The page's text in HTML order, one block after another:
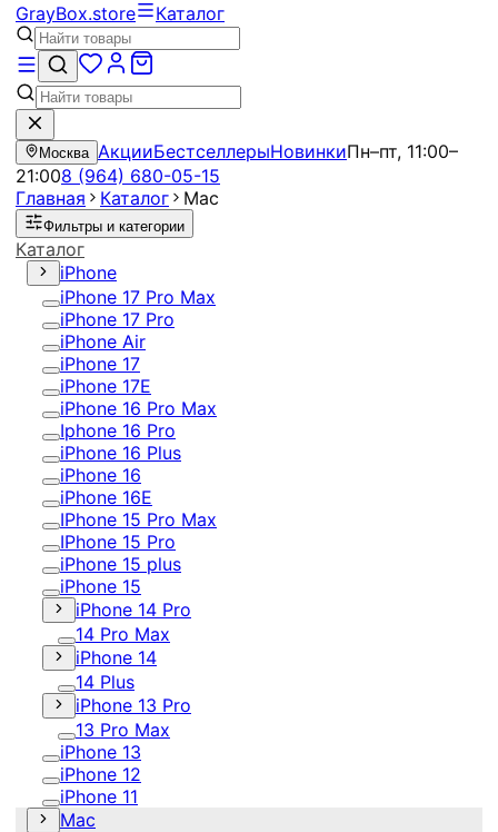
GrayBox.store Каталог
Москва АкцииБестселлерыНовинкиПн–пт, 11:00–
21:008 (964) 680-05-15
Главная
Каталог Mac
Фильтры и категории
Каталог
iPhone
iPhone 17 Pro Max
iPhone 17 Pro
iPhone Air
iPhone 17
iPhone 17E
iPhone 16 Pro Max
Iphone 16 Pro
iPhone 16 Plus
iPhone 16
iPhone 16E
IPhone 15 Pro Max
IPhone 15 Pro
iPhone 15 plus
iPhone 15
iPhone 14 Pro
14 Pro Max
iPhone 14
14 Plus
iPhone 13 Pro
13 Pro Max
iPhone 13
iPhone 12
iPhone 11
Mac